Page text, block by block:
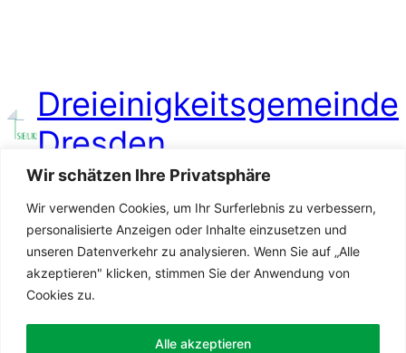
Wir schätzen Ihre Privatsphäre
Wir verwenden Cookies, um Ihr Surferlebnis zu verbessern,
personalisierte Anzeigen oder Inhalte einzusetzen und
unseren Datenverkehr zu analysieren. Wenn Sie auf „Alle
akzeptieren" klicken, stimmen Sie der Anwendung von
Cookies zu.
Alle akzeptieren
Dreieinigkeitsgemeinde
Dresden
Dreieinigkeitsgemeinde SELK Dresden
DE29 8601 0090 0020 3579 06
PBNKDEFFXXX
SELK Radio Dresden